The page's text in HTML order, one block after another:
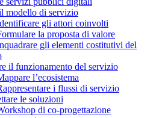
modello di servizio
gli attori coinvolti
la proposta di valore
gli elementi costitutivi del
il funzionamento del servizio
l’ecosistema
i flussi di servizio
le soluzioni
di co-progettazione